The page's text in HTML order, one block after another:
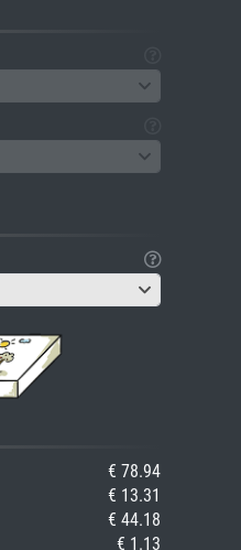
€ 78.94
€ 13.31
€ 44.18
€ 1.13